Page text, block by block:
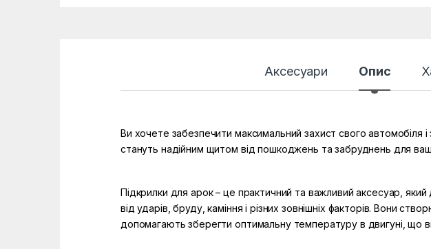
Аксесуари Опис
Ви хочете забезпечити максимальний захист свого автомобіля і
стануть надійним щитом від пошкоджень та забруднень для
Підкрилки для арок – це практичний та важливий аксесуар,
від ударів, бруду, каміння і різних зовнішніх факторів. Вони
допомагають зберегти оптимальну температуру в двигуні, що